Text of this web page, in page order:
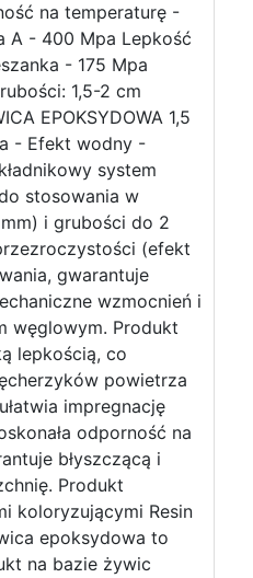
na temperaturę -
A - 400 Mpa Lepkość
- 175 Mpa
1,5-2 cm
EPOKSYDOWA 1,5
- Efekt wodny -
system
stosowania w
i grubości do 2
(efekt
gwarantuje
wzmocnień i
węglowym. Produkt
lepkością, co
powietrza
impregnację
odporność na
błyszczącą i
Produkt
koloryzującymi Resin
epoksydowa to
na bazie żywic